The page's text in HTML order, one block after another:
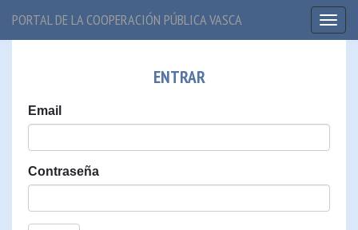
PORTAL DE LA COOPERACIÓN PÚBLICA VASCA
ENTRAR
Email
Contraseña